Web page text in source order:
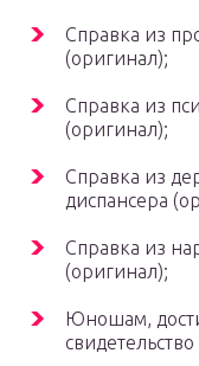
Справка из
(оригинал);
Справка из
(оригинал);
Справка из
диспансера
Справка из
(оригинал);
Юношам,